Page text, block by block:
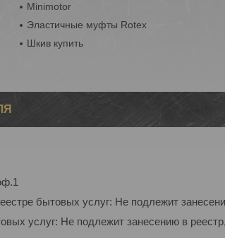
Minimotor
Эластичные муфты Rotex
Шкив купить
бытовых услуг: Не подлежит
услуг: Не подлежит занесению в